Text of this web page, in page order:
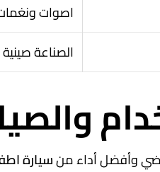
اصوات
الصناعة
وأفضل أداء منسيارة